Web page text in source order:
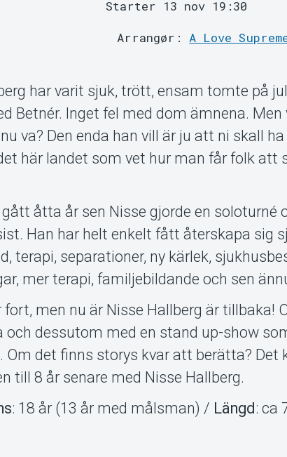
Starter 13 nov 19:30
Arrangør:A Love
har varit sjuk, trött, ensam tomte på
Betnér. Inget fel med dom ämnena.
va? Den enda han vill är ju att ni skall
här landet som vet hur man får folk att
åtta år sen Nisse gjorde en soloturné
Han har helt enkelt fått återskapa sig
terapi, separationer, ny kärlek,
mer terapi, familjebildande och sen
men nu är Nisse Hallberg är tillbaka!
och dessutom med en stand up-show
Om det finns storys kvar att berätta? Det
till 8 år senare med Nisse Hallberg.
: 18 år (13 år med målsman) / Längd: ca